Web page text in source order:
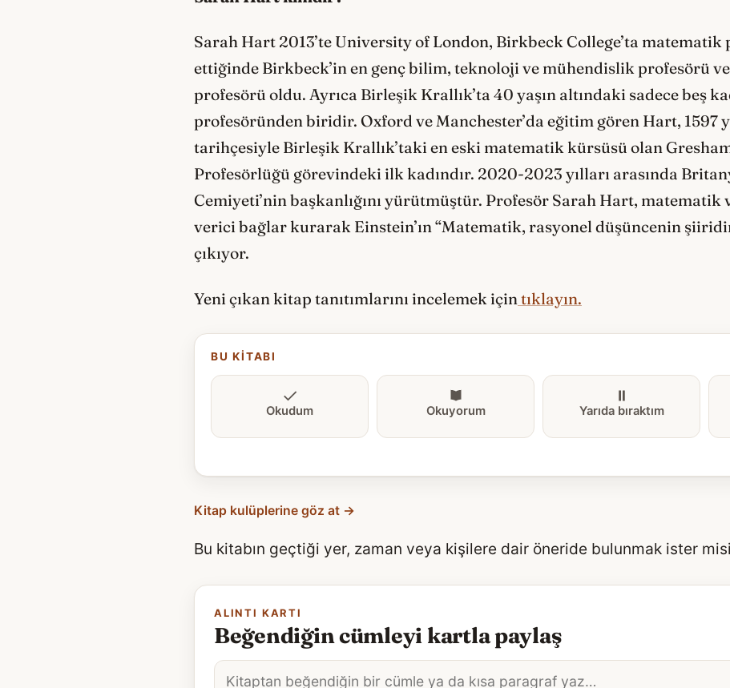
Sarah Hart 2013’te University of London, Birkbeck College’ta
ettiğinde Birkbeck’in en genç bilim, teknoloji ve mühendislik profesörü
profesörü oldu. Ayrıca Birleşik Krallık’ta 40 yaşın altındaki sadece beş
profesöründen biridir. Oxford ve Manchester’da eğitim gören Hart, 1597
tarihçesiyle Birleşik Krallık’taki en eski matematik kürsüsü olan
Profesörlüğü görevindeki ilk kadındır. 2020-2023 yılları arasında
Cemiyeti’nin başkanlığını yürütmüştür. Profesör Sarah Hart, matematik
verici bağlar kurarak Einstein’ın “Matematik, rasyonel düşüncenin
çıkıyor.
Yeni çıkan kitap tanıtımlarını incelemek içintıklayın.
BU KITABI
Okudum Okuyorum Yarıda bıraktım
Kitap kulüplerine göz at →
Bu kitabın geçtiği yer, zaman veya kişilere dair öneride bulunmak ister
ALINTI KARTI
Beğendiğin cümleyi kartla paylaş
Alıntı